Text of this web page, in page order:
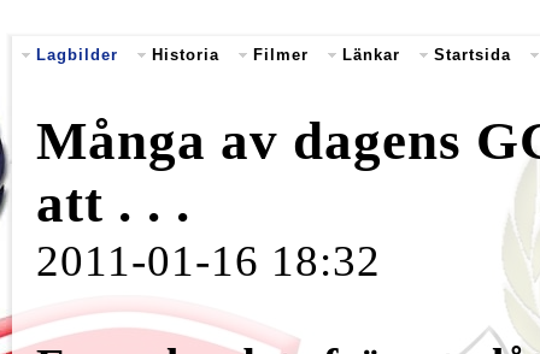
Lagbilder Historia Filmer Länkar Startsida
Många av dagens
att . . .
2011-01-16 18:32